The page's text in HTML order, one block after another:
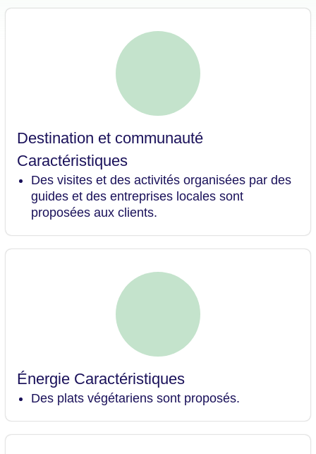
Destination et communauté
Caractéristiques
Des visites et des activités organisées par des
guides et des entreprises locales sont
proposées aux clients.
Énergie Caractéristiques
Des plats végétariens sont proposés.